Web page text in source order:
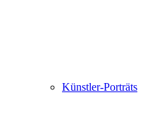
Künstler-Porträts